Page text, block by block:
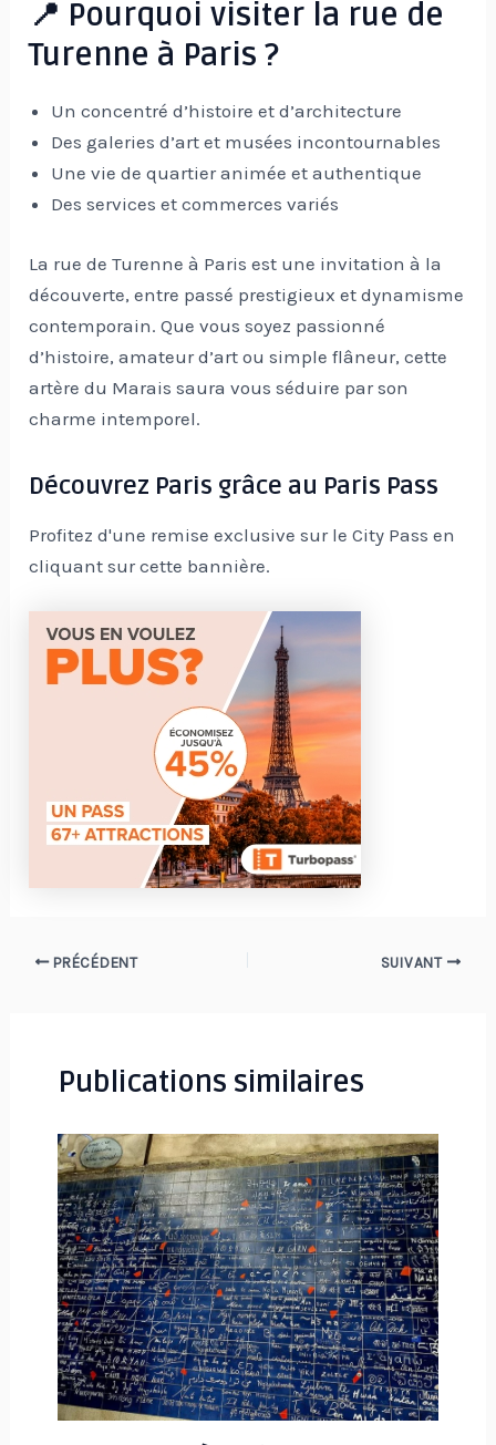
📍 Pourquoi visiter la rue de
Turenne à Paris ?
Un concentré d’histoire et d’architecture
Des galeries d’art et musées incontournables
Une vie de quartier animée et authentique
Des services et commerces variés
La rue de Turenne à Paris est une invitation à la
découverte, entre passé prestigieux et dynamisme
contemporain. Que vous soyez passionné
d’histoire, amateur d’art ou simple flâneur, cette
artère du Marais saura vous séduire par son
charme intemporel.
Découvrez Paris grâce au Paris Pass
Profitez d'une remise exclusive sur le City Pass en
cliquant sur cette bannière.
Navigation
PRÉCÉDENT SUIVANT
Publications similaires